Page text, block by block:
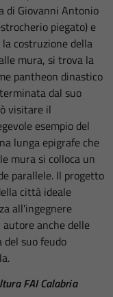
di Giovanni Antonio
piegato) e
costruzione della
mura, si trova la
pantheon dinastico
dal suo
visitare il
esempio del
lunga epigrafe che
mura si colloca un
parallele. Il progetto
città ideale
all'ingegnere
autore anche delle
suo feudo
FAI Calabria